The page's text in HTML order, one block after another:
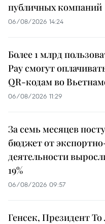
публичных компаний
06/08/2026 14:24
Более 1 млрд
Pay смогут
QR-кодам во
06/08/2026 11:29
За семь месяцев
бюджет от
деятельности
19%
06/08/2026 09:57
Генсек, Президент